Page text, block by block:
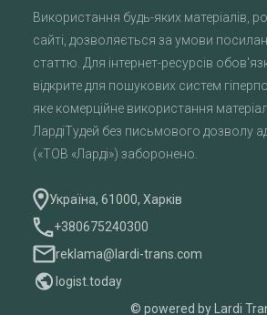
Використання будь-яких матеріалів,
сайті, дозволяється за умови
статтю. Для інтернет-ресурсів
відкрите для пошукових систем
яке комерційне використання
ЛардіТудей без письмового дозволу
(«ТОВ «Ларді») заборонено.
Україна, 61000, Харків
+380675240300
reklama@lardi-trans.com
logist.today
© powered by Lardi